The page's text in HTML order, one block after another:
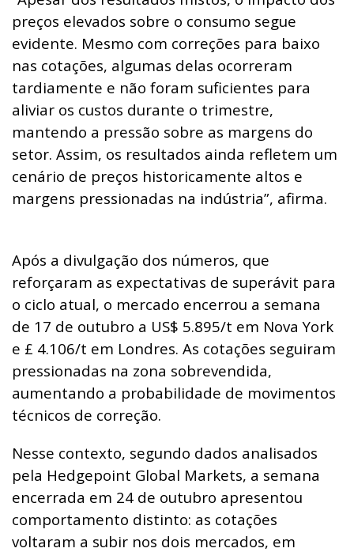
preços elevados sobre o consumo segue
evidente. Mesmo com correções para baixo
nas cotações, algumas delas ocorreram
tardiamente e não foram suficientes para
aliviar os custos durante o trimestre,
mantendo a pressão sobre as margens do
setor. Assim, os resultados ainda refletem um
cenário de preços historicamente altos e
margens pressionadas na indústria”, afirma.
Após a divulgação dos números, que
reforçaram as expectativas de superávit para
o ciclo atual, o mercado encerrou a semana
de 17 de outubro a US$ 5.895/t em Nova York
e £ 4.106/t em Londres. As cotações seguiram
pressionadas na zona sobrevendida,
aumentando a probabilidade de movimentos
técnicos de correção.
Nesse contexto, segundo dados analisados
pela Hedgepoint Global Markets, a semana
encerrada em 24 de outubro apresentou
comportamento distinto: as cotações
voltaram a subir nos dois mercados, em